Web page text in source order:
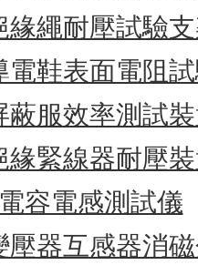
緣繩耐壓試驗
電鞋表面電阻
蔽服效率測試
緣緊線器耐壓
容電感測試儀
壓器互感器消